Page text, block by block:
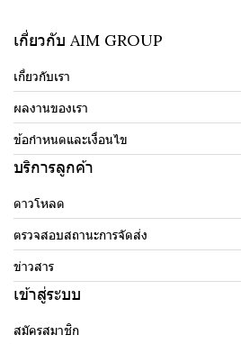
เกี่ยวกับ AIM GROUP
เกี่ยวกับเรา
ผลงานของเรา
ข้อกำหนดและเงื่อนไข
บริการลูกค้า
ดาวโหลด
ตรวจสอบสถานะการจัดส่ง
ข่าวสาร
เข้าสู่ระบบ
สมัครสมาชิก